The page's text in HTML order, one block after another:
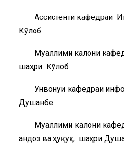
Ассистенти кафедраи
Кӯлоб
Муаллими калони
шаҳри Кӯлоб
Унвонҷуи кафедраи
Душанбе
Муаллими калони
андоз ва ҳуқуқ, шаҳри